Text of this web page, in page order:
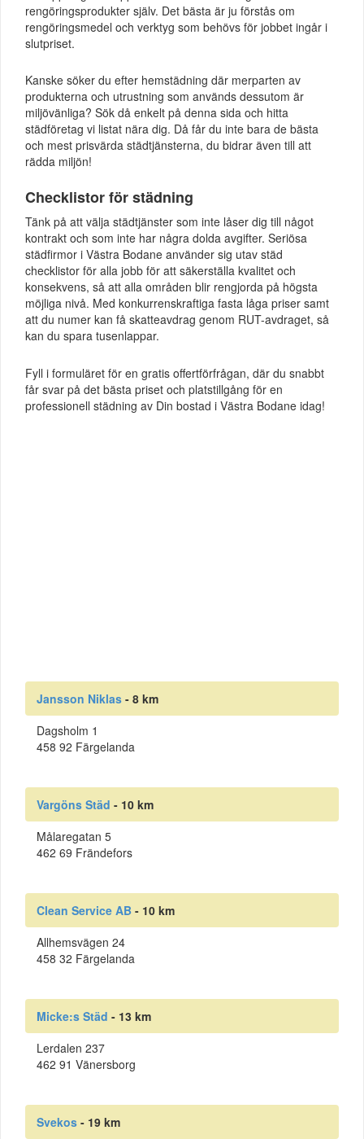
rengöringsprodukter själv. Det bästa är ju förstås om
rengöringsmedel och verktyg som behövs för jobbet ingår i
slutpriset.
Kanske söker du efter hemstädning där merparten av
produkterna och utrustning som används dessutom är
miljövänliga? Sök då enkelt på denna sida och hitta
städföretag vi listat nära dig. Då får du inte bara de bästa
och mest prisvärda städtjänsterna, du bidrar även till att
rädda miljön!
Checklistor för städning
Tänk på att välja städtjänster som inte låser dig till något
kontrakt och som inte har några dolda avgifter. Seriösa
städfirmor i Västra Bodane använder sig utav städ
checklistor för alla jobb för att säkerställa kvalitet och
konsekvens, så att alla områden blir rengjorda på högsta
möjliga nivå. Med konkurrenskraftiga fasta låga priser samt
att du numer kan få skatteavdrag genom RUT-avdraget, så
kan du spara tusenlappar.
Fyll i formuläret för en gratis offertförfrågan, där du snabbt
får svar på det bästa priset och platstillgång för en
professionell städning av Din bostad i Västra Bodane idag!
Jansson Niklas - 8 km
Dagsholm 1
458 92 Färgelanda
Vargöns Städ - 10 km
Målaregatan 5
462 69 Frändefors
Clean Service AB - 10 km
Allhemsvägen 24
458 32 Färgelanda
Micke:s Städ - 13 km
Lerdalen 237
462 91 Vänersborg
Svekos - 19 km